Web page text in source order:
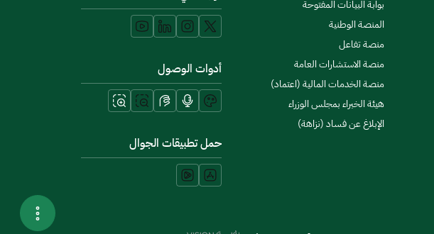
بوابة البيانات المفتوحة
المنصة الوطنية
منصة تفاعل
منصة الاستشارات العامة
منصة الخدمات المالية (اعتماد)
هيئة الخبراء بمجلس الوزراء
الإبلاغ عن فساد (نزاهة)
أدوات الوصول
حمل تطبيقات الجوال